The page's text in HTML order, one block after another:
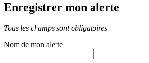
Enregistrer mon alerte
Tous les champs sont obligatoires
Nom de mon alerte